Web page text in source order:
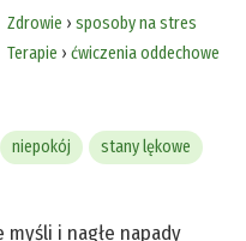
Zdrowie › sposoby na stres
Terapie › ćwiczenia oddechowe
niepokój stany lękowe
i nagłe napady